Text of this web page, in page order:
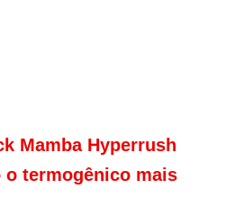
Mamba Hyperrush
o termogênico mais